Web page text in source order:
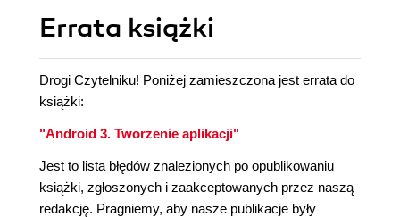
Errata książki
Drogi Czytelniku! Poniżej zamieszczona jest errata do
książki:
"Android 3. Tworzenie aplikacji"
Jest to lista błędów znalezionych po opublikowaniu
książki, zgłoszonych i zaakceptowanych przez naszą
redakcję. Pragniemy, aby nasze publikacje były